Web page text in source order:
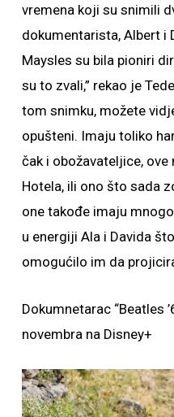
vremena koji su snimili
dokumentarista, Albert i
Maysles su bila pioniri
su to zvali,” rekao je
tom snimku, možete
opušteni. Imaju toliko
čak i obožavateljice, ove
Hotela, ili ono što sada
one takođe imaju
u energiji Ala i Davida
omogućilo im da
Dokumnetarac “Beatles
novembra na Disney+